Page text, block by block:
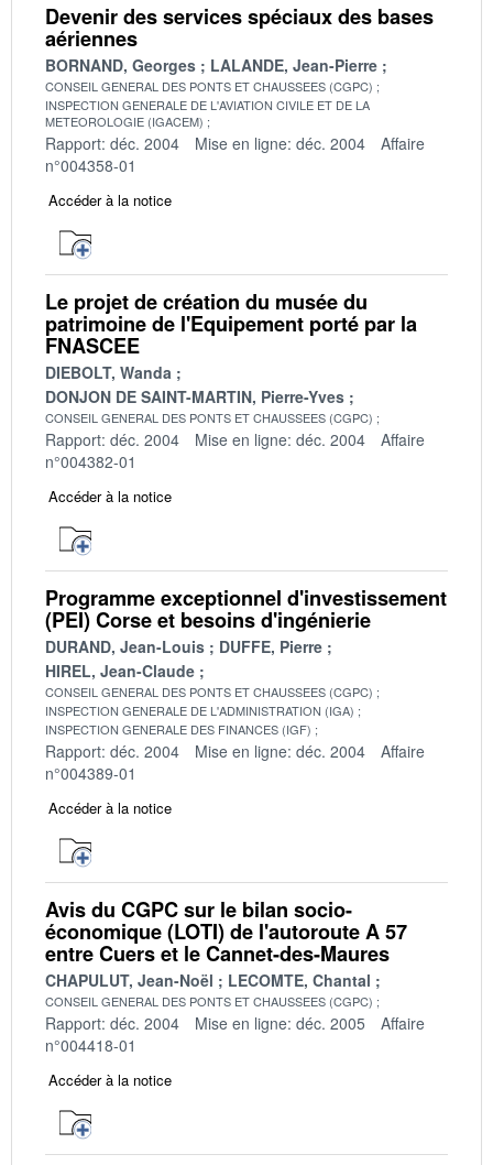
Devenir des services spéciaux des bases
aériennes
BORNAND, Georges LALANDE, Jean-Pierre
CONSEIL GENERAL DES PONTS ET CHAUSSEES (CGPC)
INSPECTION GENERALE DE L'AVIATION CIVILE ET DE LA
METEOROLOGIE (IGACEM)
Rapport: déc. 2004 Mise en ligne: déc. 2004
Affaire
n°004358-01
Accéder à la notice
Le projet de création du musée du
patrimoine de l'Equipement porté par la
FNASCEE
DIEBOLT, Wanda
DONJON DE SAINT-MARTIN, Pierre-Yves
CONSEIL GENERAL DES PONTS ET CHAUSSEES (CGPC)
Rapport: déc. 2004 Mise en ligne: déc. 2004
Affaire
n°004382-01
Accéder à la notice
Programme exceptionnel d'investissement
(PEI) Corse et besoins d'ingénierie
DURAND, Jean-Louis
DUFFE, Pierre
HIREL, Jean-Claude
CONSEIL GENERAL DES PONTS ET CHAUSSEES (CGPC)
INSPECTION GENERALE DE L'ADMINISTRATION (IGA)
INSPECTION GENERALE DES FINANCES (IGF)
Rapport: déc. 2004 Mise en ligne: déc. 2004
Affaire
n°004389-01
Accéder à la notice
Avis du CGPC sur le bilan socio-
économique (LOTI) de l'autoroute A 57
entre Cuers et le Cannet-des-Maures
CHAPULUT, Jean-Noël LECOMTE, Chantal
CONSEIL GENERAL DES PONTS ET CHAUSSEES (CGPC)
Rapport: déc. 2004 Mise en ligne: déc. 2005
Affaire
n°004418-01
Accéder à la notice